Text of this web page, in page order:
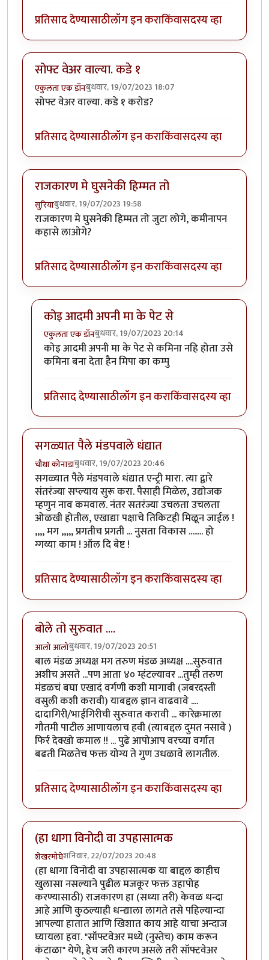
प्रतिसाद देण्यासाठीलॉग इन कराकिंवासदस्य व्हा
सोफ्ट वेअर वाल्या. कडे १
एकुलता एक डॉनबुधवार, 19/07/2023 18:07
सोफ्ट वेअर वाल्या. कडे १ करोड?
प्रतिसाद देण्यासाठीलॉग इन कराकिंवासदस्य व्हा
राजकारण मे घुसनेकी हिम्मत तो
सुरियाबुधवार, 19/07/2023 19:58
राजकारण मे घुसनेकी हिम्मत तो जुटा लोगे, कमीनापन
कहासे लाओगे?
प्रतिसाद देण्यासाठीलॉग इन कराकिंवासदस्य व्हा
कोइ आदमी अपनी मा के पेट से
एकुलता एक डॉनबुधवार, 19/07/2023 20:14
In reply toराजकारण मे घुसनेकी हिम्मत तोbyसुरिया
कोइ आदमी अपनी मा के पेट से कमिना नहि होता उसे
कमिना बना देता हैन मिपा का कम्पु
प्रतिसाद देण्यासाठीलॉग इन कराकिंवासदस्य व्हा
सगळ्यात पैले मंडपवाले धंद्यात
चौथा कोनाडाबुधवार, 19/07/2023 20:46
सगळ्यात पैले मंडपवाले धंद्यात एन्ट्री मारा. त्या द्वारे
संतरंज्या सप्ल्याय सुरू करा. पैसाही मिळेल, उद्योजक
म्हणुन नाव कमवाल. नंतर सतरंज्या उचलता उचलता
ओळखी होतील, एखाद्या पक्षाचे तिकिटही मिळून जाईल !
,,,, मग ,,,,, प्रगतीच प्रगती ... नुसता विकास ........ हो
ग्गय्या काम ! ऑल दि बेष्ट !
प्रतिसाद देण्यासाठीलॉग इन कराकिंवासदस्य व्हा
बोले तो सुरुवात ....
आलो आलोबुधवार, 19/07/2023 20:51
बाल मंडळ अध्यक्ष मग तरुण मंडळ अध्यक्ष ....सुरुवात
अशीच असते ...पण आता ४० म्हंटल्यावर ...तुम्ही तरुण
मंडळचं बघा एखादं वर्गणी कशी मागावी (जबरदस्ती
वसुली कशी करावी) याबद्दल ज्ञान वाढवावे ....
दादागिरी/भाईगिरीची सुरुवात करावी ... कारेक्रमाला
गौतमी पाटील आणायलाच हवी (त्याबद्दल दुमत नसावे )
फिर्र देक्खो कमाल !! ... पुढे आपोआप वरच्या वर्गात
बढती मिळतेच फक्त योग्य ते गुण उधळावे लागतील.
प्रतिसाद देण्यासाठीलॉग इन कराकिंवासदस्य व्हा
(हा धागा विनोदी वा उपहासात्मक
शेखरमोघेशनिवार, 22/07/2023 20:48
(हा धागा विनोदी वा उपहासात्मक या बाद्दल काहीच
खुलासा नसल्याने पुढील मजकूर फक्त उहापोह
करण्यासाठी) राजकारण हा (सध्या तरी) केवळ धन्दा
आहे आणि कुठल्याही धन्द्याला लागते तसे पहिल्यान्दा
आपल्या हातात आणि खिशात काय आहे याचा अन्दाज
घ्यायला हवा. "सॉफ्टवेअर मध्ये (नुस्तेच) काम करून
कंटाळा" येणे, हेच जरी कारण असले तरी सॉफ्टवेअर